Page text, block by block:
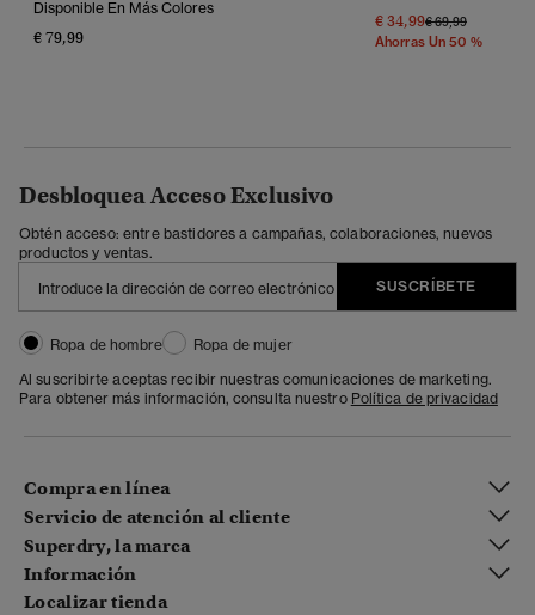
Disponible En Más Colores
€ 79,99
€ 34,99Precio Rebajado
€ 69,99A
Ahorras Un 50 %
Desbloquea Acceso Exclusivo
Obtén acceso: entre bastidores a campañas, colaboraciones, nuevos
productos y ventas.
SUSCRÍBETE
Ropa de hombre
Ropa de mujer
Al suscribirte aceptas recibir nuestras comunicaciones de marketing.
Para obtener más información, consulta nuestro Política de privacidad
Compra en línea
Servicio de atención al cliente
Superdry, la marca
Información
Localizar tienda